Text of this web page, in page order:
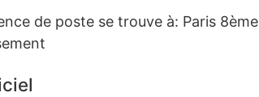
de poste se trouve à: Paris 8ème